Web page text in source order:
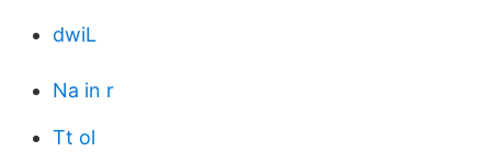
dwiL
Na in r
Tt ol